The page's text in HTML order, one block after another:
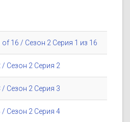
16 / Сезон 2 Серия 1 из 16
/ Сезон 2 Серия 2
/ Сезон 2 Серия 3
/ Сезон 2 Серия 4